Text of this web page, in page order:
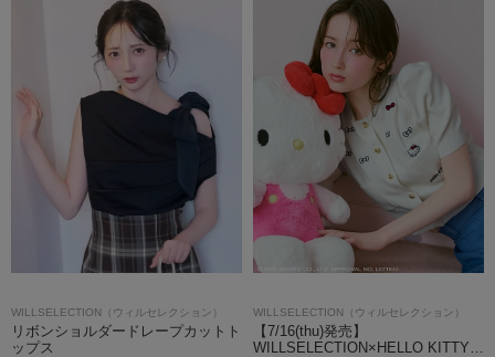
WILLSELECTION（ウィルセレクション）
リボンショルダードレープカットト
ップス
WILLSELECTION（ウィルセレクション）
【7/16(thu)発売】
WILLSELECTION×HELLO KITTY…